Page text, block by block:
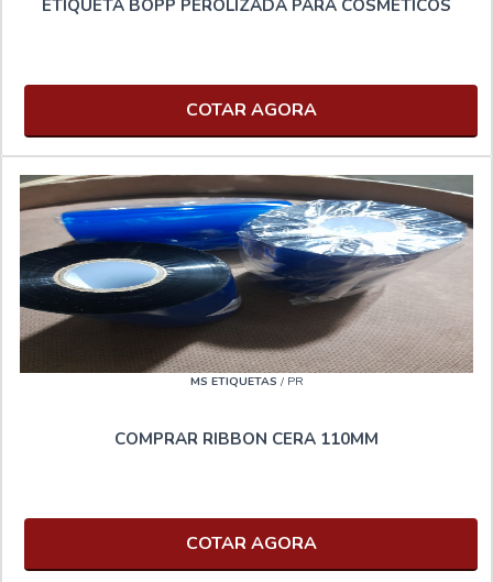
ETIQUETA BOPP PEROLIZADA PARA COSMÉTICOS
COTAR AGORA
MS ETIQUETAS / PR
COMPRAR RIBBON CERA 110MM
COTAR AGORA